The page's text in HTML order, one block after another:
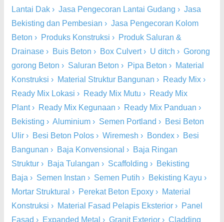
Lantai Dak › Jasa Pengecoran Lantai Gudang › Jasa
Bekisting dan Pembesian › Jasa Pengecoran Kolom
Beton › Produks Konstruksi › Produk Saluran &
Drainase › Buis Beton › Box Culvert› U ditch › Gorong
gorong Beton › Saluran Beton › Pipa Beton › Material
Konstruksi › Material Struktur Bangunan › Ready Mix ›
Ready Mix Lokasi › Ready Mix Mutu › Ready Mix
Plant› Ready Mix Kegunaan › Ready Mix Panduan ›
Bekisting › Aluminium › Semen Portland › Besi Beton
Ulir › Besi Beton Polos › Wiremesh › Bondex › Besi
Bangunan › Baja Konvensional › Baja Ringan
Struktur › Baja Tulangan › Scaffolding › Bekisting
Baja › Semen Instan › Semen Putih › Bekisting Kayu ›
Mortar Struktural › Perekat Beton Epoxy › Material
Konstruksi › Material Fasad Pelapis Eksterior › Panel
Fasad › Expanded Metal › Granit Exterior › Cladding